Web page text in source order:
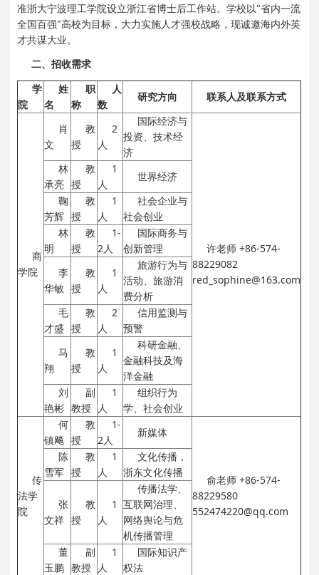
准浙大宁波理工学院设立浙江省博士后工作站。学校以"省内一流
全国百强"高校为目标，大力实施人才强校战略，现诚邀海内外英
才共谋大业。
二、招收需求
学
院
姓
名
职
称
人
数
研究方向 联系人及联系方式
商
学院
肖
文
教
授
2
人
国际经济与
投资、技术经
济
许老师 +86-574-
88229082
red_sophine@163.com
林
承亮
教
授
1
人
世界经济
鞠
芳辉
教
授
1
人
社会企业与
社会创业
林
明
教
授
1-
2人
国际商务与
创新管理
李
华敏
教
授
1
人
旅游行为与
活动、旅游消
费分析
毛
才盛
教
授
2
人
信用监测与
预警
马
翔
教
授
1
人
科研金融、
金融科技及海
洋金融
刘
艳彬
副
教授
1
人
组织行为
学、社会创业
传
法学
院
何
镇飚
教
授
1-
2人
新媒体
俞老师 +86-574-
88229580
552474220@qq.com
陈
雪军
教
授
1
人
文化传播，
浙东文化传播
张
文祥
教
授
1
人
传播法学、
互联网治理、
网络舆论与危
机传播管理
董
玉鹏
副
教授
1
人
国际知识产
权法